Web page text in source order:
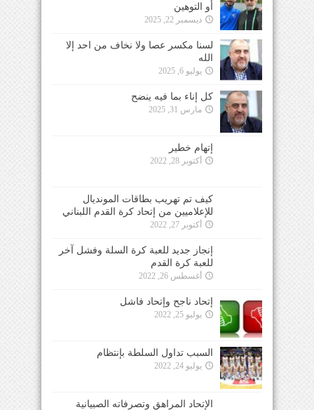
أو التوهين
ديسمبر 22, 2025
لسنا مكسر عصا ولا نخاف من احد إلا
الله
يوليو 6, 2025
كل إناء بما فيه ينضح
مارس 31, 2025
إتهام خطير
أكتوبر 28, 2022
كيف تم تهريب بطاقات المونديال
للإعلاميين من إتحاد كرة القدم اللبناني
أكتوبر 27, 2022
إنجاز جديد للعبة كرة السلة وفشل آخر
للعبة كرة القدم
أغسطس 26, 2022
إتحاد ناجح وإتحاد فاشل
يوليو 25, 2022
السبب تداول السلطة بإنتظام
يوليو 24, 2022
الإتحاد المراهق وتصرفاته الصبيانية